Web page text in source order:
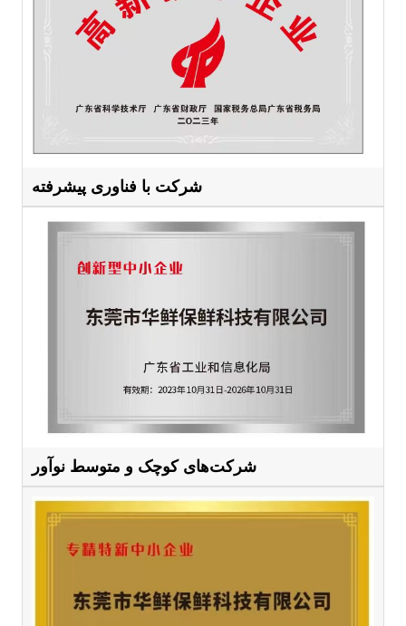
شرکت با فناوری پیشرفته
شرکت‌های کوچک و متوسط ​​نوآور